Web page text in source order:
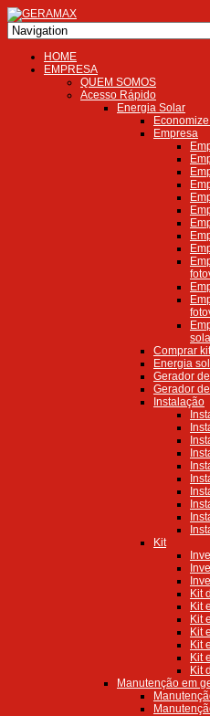
HOME
EMPRESA
QUEM SOMOS
Acesso Rápido
Energia Solar
Empresa
Comprar
Energia
Gerador
Gerador
Instalação
Kit
Kit
Kit
Kit
Kit
Kit
Kit
Kit
Manutenção em